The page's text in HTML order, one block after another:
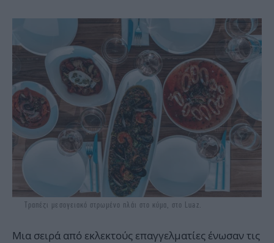
Τραπέζι μεσογειακό στρωμένο πλάι στο κύμα, στο Luaz.
Μια σειρά από εκλεκτούς επαγγελματίες ένωσαν τις